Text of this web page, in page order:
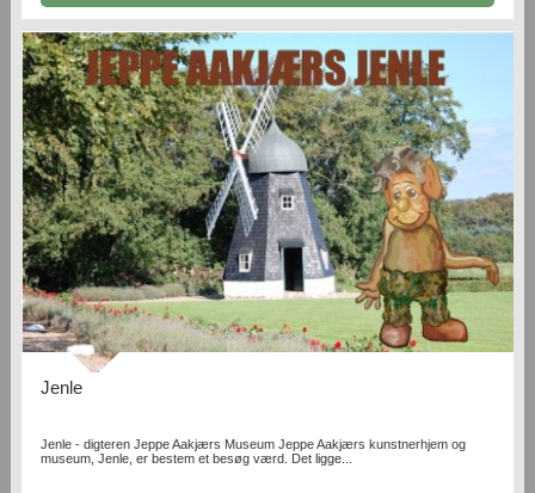
Jenle
Jenle - digteren Jeppe Aakjærs Museum Jeppe Aakjærs kunstnerhjem og
museum, Jenle, er bestem et besøg værd. Det ligge...